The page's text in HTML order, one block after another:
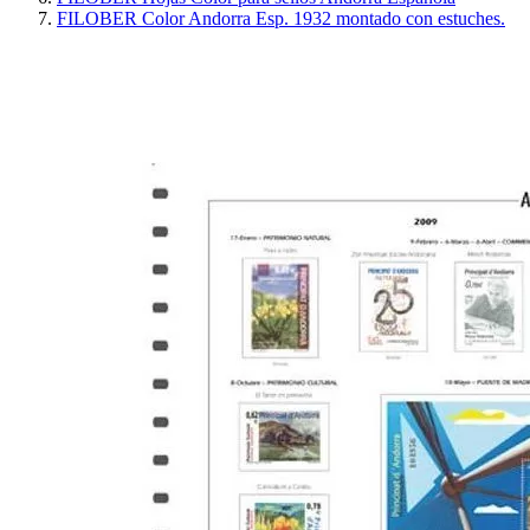
FILOBER Color Andorra Esp. 1932 montado con estuches.